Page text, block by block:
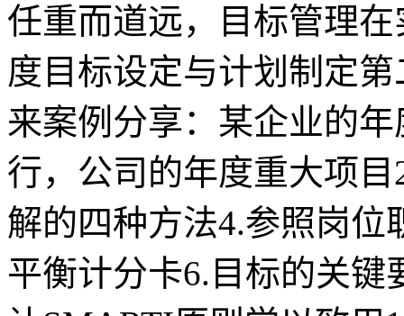
任重而道远，目标管理
度目标设定与计划制定
来案例分享：某企业的
行，公司的年度重大项
解的四种方法4.参照岗位
平衡计分卡6.目标的关